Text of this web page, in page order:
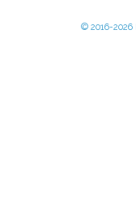
© 2016-2026